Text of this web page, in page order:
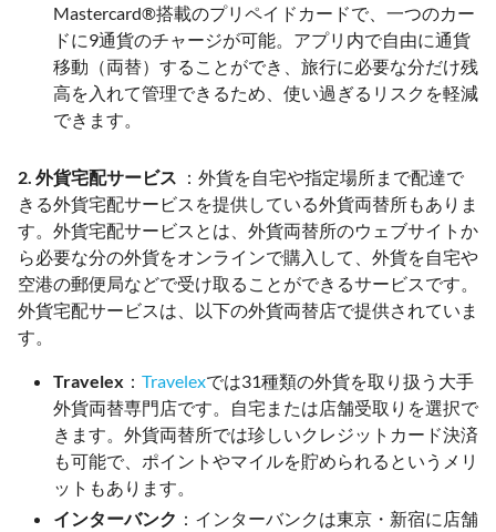
Mastercard®搭載のプリペイドカードで、一つのカー
ドに9通貨のチャージが可能。アプリ内で自由に通貨
移動（両替）することができ、旅行に必要な分だけ残
高を入れて管理できるため、使い過ぎるリスクを軽減
できます。
2. 外貨宅配サービス
：外貨を自宅や指定場所まで配達で
きる外貨宅配サービスを提供している外貨両替所もありま
す。外貨宅配サービスとは、外貨両替所のウェブサイトか
ら必要な分の外貨をオンラインで購入して、外貨を自宅や
空港の郵便局などで受け取ることができるサービスです。
外貨宅配サービスは、以下の外貨両替店で提供されていま
す。
Travelex ： Travelexでは31種類の外貨を取り扱う大手
外貨両替専門店です。自宅または店舗受取りを選択で
きます。外貨両替所では珍しいクレジットカード決済
も可能で、ポイントやマイルを貯められるというメリ
ットもあります。
インターバンク ：インターバンクは東京・新宿に店舗